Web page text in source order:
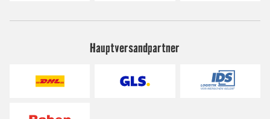
Hauptversandpartner